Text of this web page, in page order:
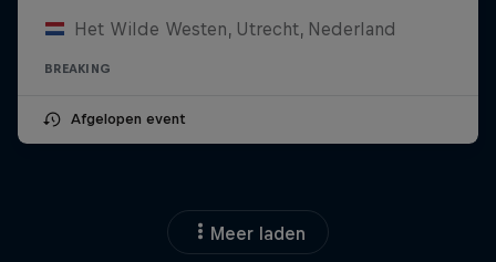
Het Wilde Westen, Utrecht, Nederland
BREAKING
Afgelopen event
Meer laden